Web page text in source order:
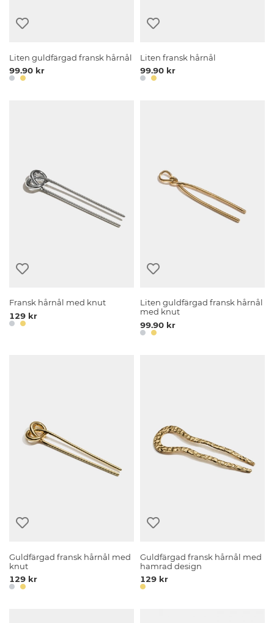
Liten guldfärgad fransk hårnål
99.90 kr
Liten fransk hårnål
99.90 kr
Fransk hårnål med knut
129 kr
Liten guldfärgad fransk hårnål
med knut
99.90 kr
Guldfärgad fransk hårnål med
knut
129 kr
Guldfärgad fransk hårnål med
hamrad design
129 kr